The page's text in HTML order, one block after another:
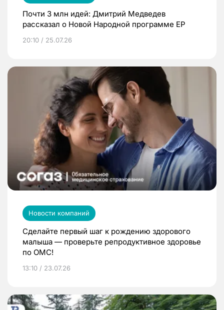
Почти 3 млн идей: Дмитрий Медведев
рассказал о Новой Народной программе ЕР
20:10 / 25.07.26
Новости компаний
Сделайте первый шаг к рождению здорового
малыша — проверьте репродуктивное здоровье
по ОМС!
13:10 / 23.07.26